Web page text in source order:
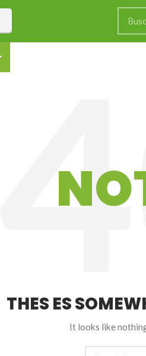
THES ES
It looks like